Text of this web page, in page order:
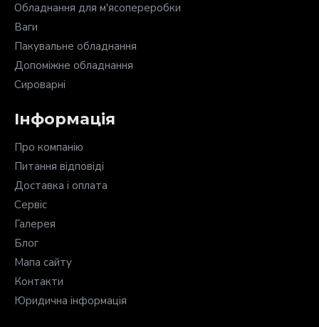
Обладнання для м'ясопереробки
Ваги
Пакувальне обладнання
Допоміжне обладнання
Сироварні
Інформація
Про компанію
Питання відповіді
Доставка і оплата
Сервіс
Галерея
Блог
Мапа сайту
Контакти
Юридична інформація